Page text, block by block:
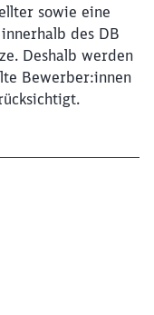
sowie eine
des DB
Deshalb werden
Bewerber:innen